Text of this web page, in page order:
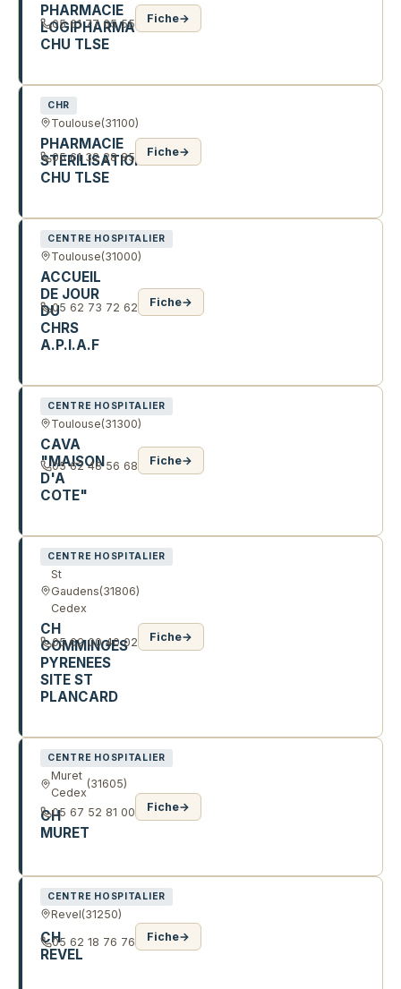
PHARMACIE
LOGIPHARMA
CHU TLSE
05 61 77 65 55 Fiche→
CHR
Toulouse(31100)
PHARMACIE
STERILISATION
CHU TLSE
05 61 32 28 85 Fiche→
CENTRE HOSPITALIER
Toulouse(31000)
ACCUEIL
DE JOUR
DU
CHRS
A.P.I.A.F
05 62 73 72 62 Fiche→
CENTRE HOSPITALIER
Toulouse(31300)
CAVA
"MAISON
D'A
COTE"
05 62 48 56 68 Fiche→
CENTRE HOSPITALIER
St
Gaudens
Cedex
(31806)
CH
COMMINGES
PYRENEES
SITE ST
PLANCARD
05 62 00 40 02 Fiche→
CENTRE HOSPITALIER
Muret
Cedex
(31605)
CH
MURET
05 67 52 81 00 Fiche→
CENTRE HOSPITALIER
Revel(31250)
CH
REVEL
05 62 18 76 76 Fiche→